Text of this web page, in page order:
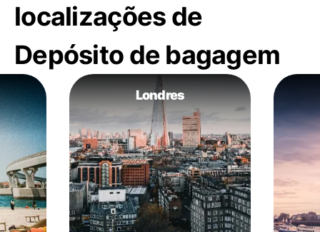
localizações de
Depósito de bagagem
Londres